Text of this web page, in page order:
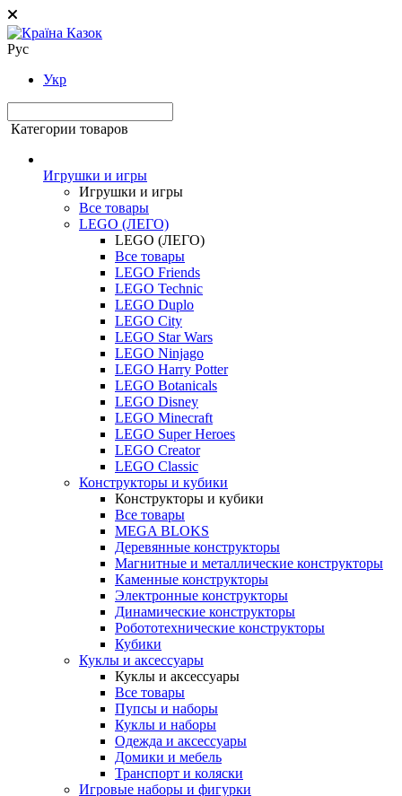
Рус
Укр
Категории товаров
Игрушки и игры
Игрушки и игры
Все товары
LEGO (ЛЕГО)
LEGO (ЛЕГО)
Все товары
LEGO Friends
LEGO Technic
LEGO Duplo
LEGO City
LEGO Star Wars
LEGO Ninjago
LEGO Harry Potter
LEGO Botanicals
LEGO Disney
LEGO Minecraft
LEGO Super Heroes
LEGO Creator
LEGO Classic
Конструкторы и кубики
Конструкторы и кубики
Все товары
MEGA BLOKS
Деревянные конструкторы
Магнитные и металлические конструкторы
Каменные конструкторы
Электронные конструкторы
Динамические конструкторы
Робототехнические конструкторы
Кубики
Куклы и аксессуары
Куклы и аксессуары
Все товары
Пупсы и наборы
Куклы и наборы
Одежда и аксессуары
Домики и мебель
Транспорт и коляски
Игровые наборы и фигурки